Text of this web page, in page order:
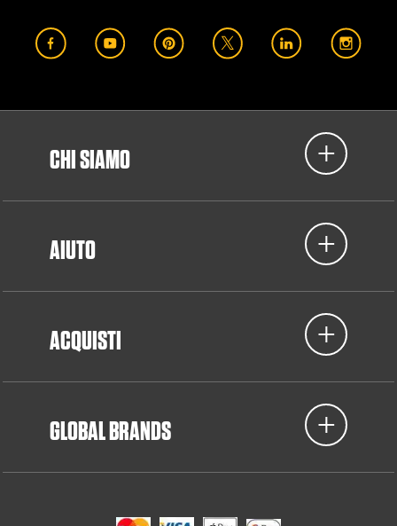
CHI SIAMO
AIUTO
ACQUISTI
GLOBAL BRANDS